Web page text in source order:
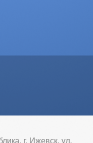
г. Ижевск, ул.